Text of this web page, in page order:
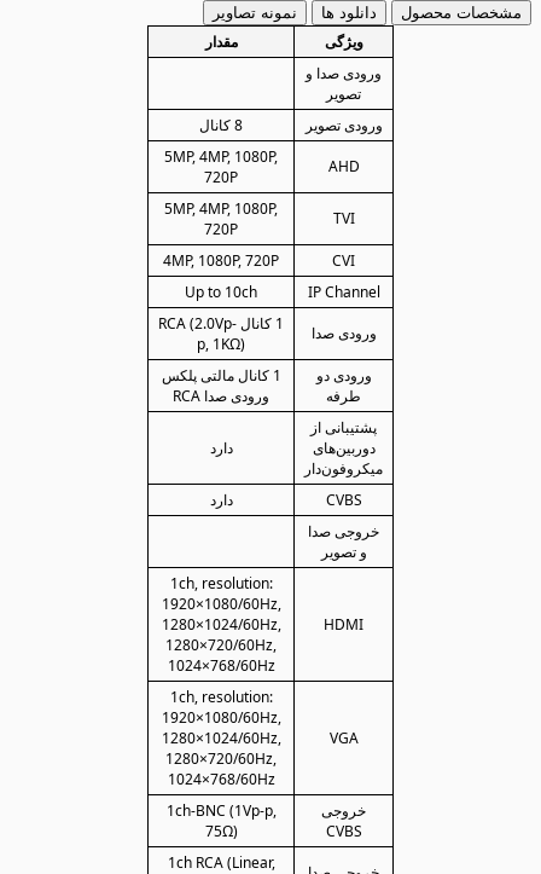
مشخصات محصول دانلود ها نمونه تصاویر
ویژگی
مقدار
ورودی صدا و
تصویر
ورودی تصویر
8 کانال
AHD
5MP, 4MP, 1080P,
720P
TVI
5MP, 4MP, 1080P,
720P
CVI
4MP, 1080P, 720P
IP Channel
Up to 10ch
ورودی صدا
1 کانال RCA (2.0Vp-
p, 1KΩ)
ورودی دو
طرفه
1 کانال مالتی پلکس
ورودی صدا RCA
پشتیبانی از
دوربین‌های
میکروفون‌دار
دارد
CVBS
دارد
خروجی صدا
و تصویر
HDMI
1ch, resolution:
1920×1080/60Hz,
1280×1024/60Hz,
1280×720/60Hz,
1024×768/60Hz
VGA
1ch, resolution:
1920×1080/60Hz,
1280×1024/60Hz,
1280×720/60Hz,
1024×768/60Hz
خروجی
CVBS
1ch-BNC (1Vp-p,
75Ω)
1ch RCA (Linear,